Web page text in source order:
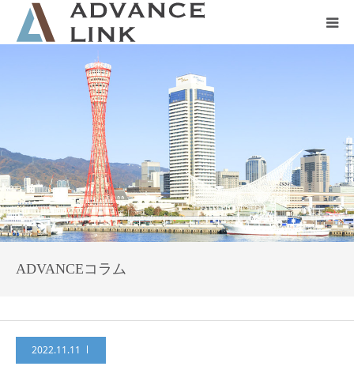
ADVANCEコラム
2022.11.11
会社概要
ネット保険
事業保険